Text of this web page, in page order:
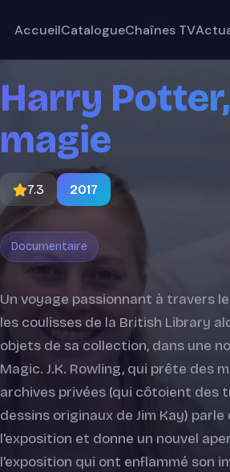
AccueilCatalogueChaînes TV
Harry
magie
7.3 2017
Documentaire
Un voyage passionnant à travers
les coulisses de la British Library
objets de sa collection, dans une
Magic. J.K. Rowling, qui prête des
archives privées (qui côtoient des
dessins originaux de Jim Kay)
l'exposition et donne un nouvel
l'exposition qui ont enflammé son